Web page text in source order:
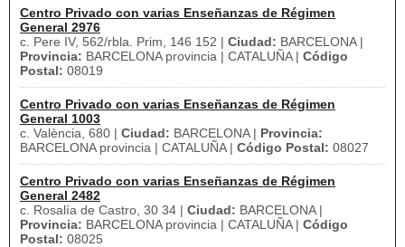
Centro Privado con varias Enseñanzas de Régimen
General 2976
c. Pere IV, 562/rbla. Prim, 146 152 | Ciudad: BARCELONA |
Provincia: BARCELONA provincia | CATALUÑA | Código
Postal: 08019
Centro Privado con varias Enseñanzas de Régimen
General 1003
c. València, 680 | Ciudad: BARCELONA | Provincia:
BARCELONA provincia | CATALUÑA | Código Postal: 08027
Centro Privado con varias Enseñanzas de Régimen
General 2482
c. Rosalía de Castro, 30 34 | Ciudad: BARCELONA |
Provincia: BARCELONA provincia | CATALUÑA | Código
Postal: 08025